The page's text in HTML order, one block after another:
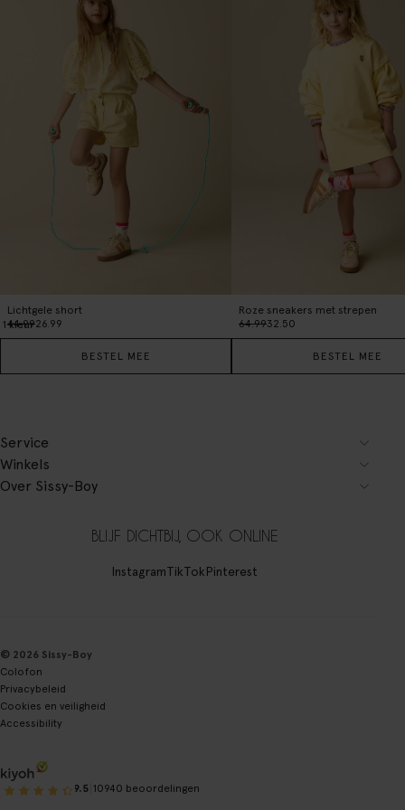
Lichtgele short
44.9926.99
1kleur
BESTEL MEE
Roze sneakers met strepen
64.9932.50
BESTEL MEE
Service
Winkels
Over Sissy-Boy
BLIJF DICHTBIJ, OOK ONLINE
InstagramTikTokPinterest
© 2026 Sissy-Boy
Colofon
Privacybeleid
Cookies en veiligheid
Accessibility
9.5 10940 beoordelingen